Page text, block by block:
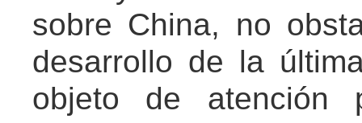
sobre China, no
desarrollo de la
objeto de atención